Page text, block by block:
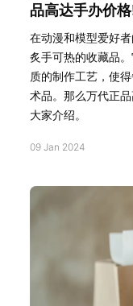
品高达手办价
在动漫和模型爱好
炙手可热的收藏品
质的制作工艺，使
术品。那么万代正
大家介绍。
09 Jan 2024